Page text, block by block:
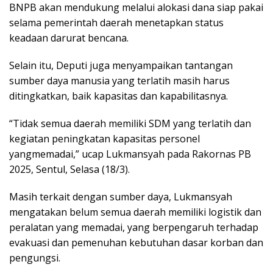
BNPB akan mendukung melalui alokasi dana siap pakai
selama pemerintah daerah menetapkan status
keadaan darurat bencana.
Selain itu, Deputi juga menyampaikan tantangan
sumber daya manusia yang terlatih masih harus
ditingkatkan, baik kapasitas dan kapabilitasnya.
“Tidak semua daerah memiliki SDM yang terlatih dan
kegiatan peningkatan kapasitas personel
yangmemadai,” ucap Lukmansyah pada Rakornas PB
2025, Sentul, Selasa (18/3).
Masih terkait dengan sumber daya, Lukmansyah
mengatakan belum semua daerah memiliki logistik dan
peralatan yang memadai, yang berpengaruh terhadap
evakuasi dan pemenuhan kebutuhan dasar korban dan
pengungsi.